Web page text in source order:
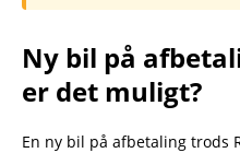
Ny bil på
er det muligt?
En ny bil på afbetaling trods